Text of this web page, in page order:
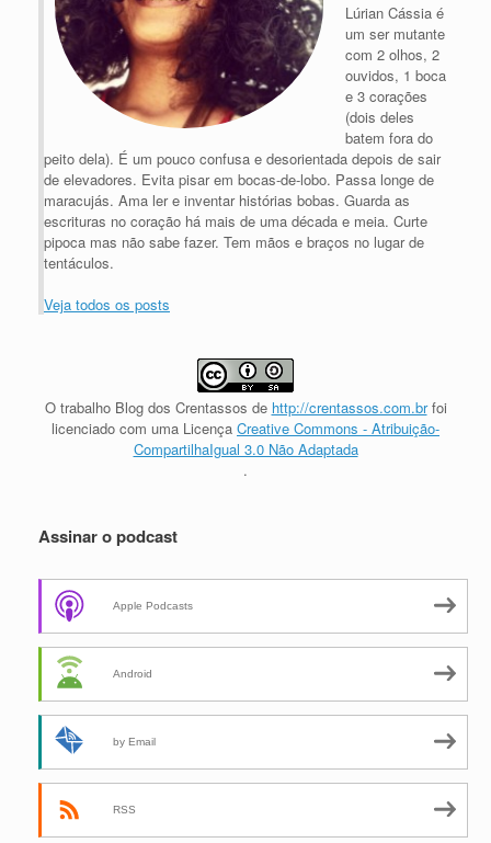
Lúrian Cássia é
um ser mutante
com 2 olhos, 2
ouvidos, 1 boca
e 3 corações
(dois deles
batem fora do
peito dela). É um pouco confusa e desorientada depois de sair
de elevadores. Evita pisar em bocas-de-lobo. Passa longe de
maracujás. Ama ler e inventar histórias bobas. Guarda as
escrituras no coração há mais de uma década e meia. Curte
pipoca mas não sabe fazer. Tem mãos e braços no lugar de
tentáculos.
Veja todos os posts
O trabalho Blog dos Crentassos de http://crentassos.com.brfoi
licenciado com uma Licença Creative Commons - Atribuição-
CompartilhaIgual 3.0 Não Adaptada
.
Assinar o podcast
Apple Podcasts
Android
by Email
RSS